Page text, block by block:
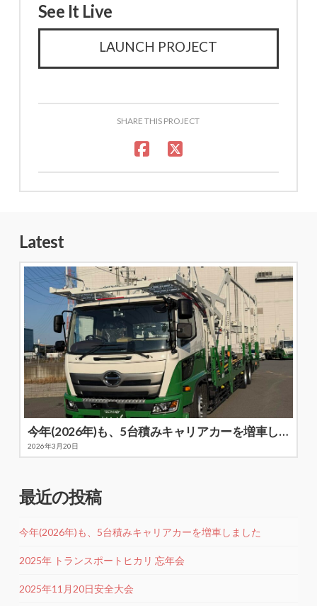
See It Live
LAUNCH PROJECT
SHARE THIS PROJECT
Latest
今年(2026年)も、5台積みキャリアカーを増車しました
2026年3月20日
最近の投稿
今年(2026年)も、5台積みキャリアカーを増車しました
2025年 トランスポートヒカリ 忘年会
2025年11月20日安全大会